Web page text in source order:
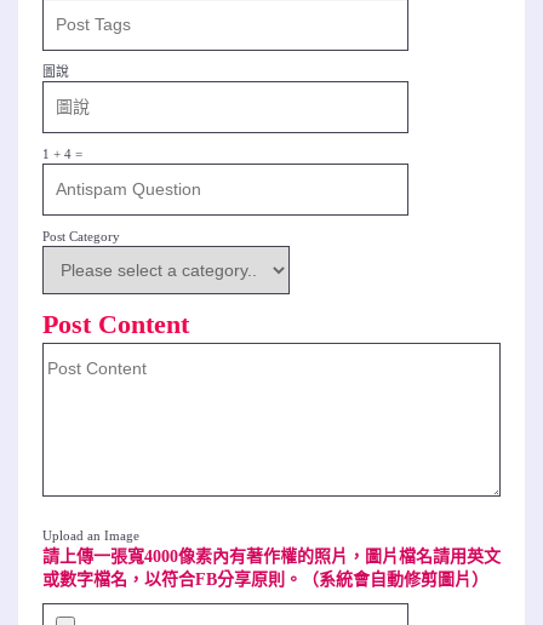
圖說
1 + 4 =
Post Category
Post Content
Upload an Image
請上傳一張寬4000像素內有著作權的照片，圖片檔名請用英文
或數字檔名，以符合FB分享原則。（系統會自動修剪圖片）